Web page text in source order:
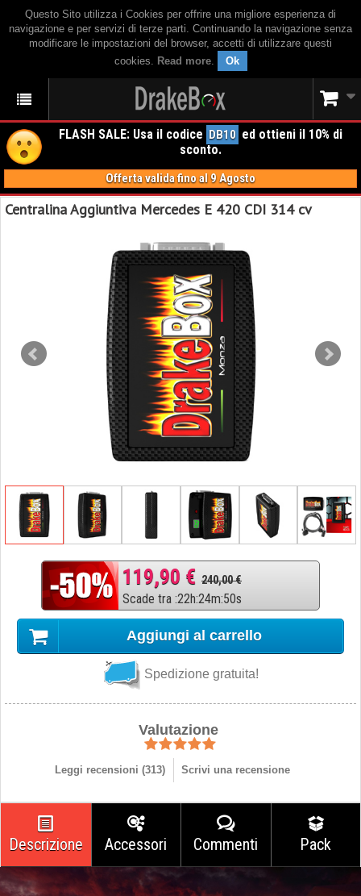
Questo Sito utilizza i Cookies per offrire una migliore esperienza di
navigazione e per servizi di terze parti. Continuando la navigazione senza
modificare le impostazioni del browser, accetti di utilizzare questi
cookies. Read more. Ok
FLASH SALE: Usa il codice DB10 ed ottieni il 10% di
sconto.
Offerta valida fino al 9 Agosto
Centralina Aggiuntiva Mercedes E 420 CDI 314 cv
119,90 € 240,00 €
Scade tra :22h:24m:49s
Aggiungi al carrello
Spedizione gratuita!
Valutazione
Leggi recensioni (313) Scrivi una recensione
Descrizione Accessori Commenti Pack